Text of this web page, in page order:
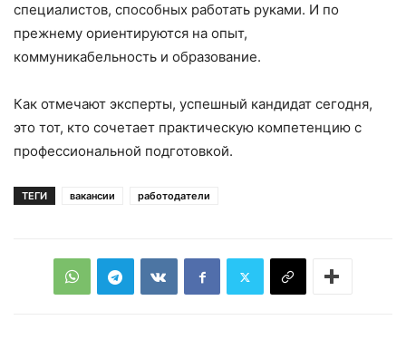
специалистов, способных работать руками. И по
прежнему ориентируются на опыт,
коммуникабельность и образование.
Как отмечают эксперты, успешный кандидат сегодня,
это тот, кто сочетает практическую компетенцию с
профессиональной подготовкой.
ТЕГИ вакансии работодатели